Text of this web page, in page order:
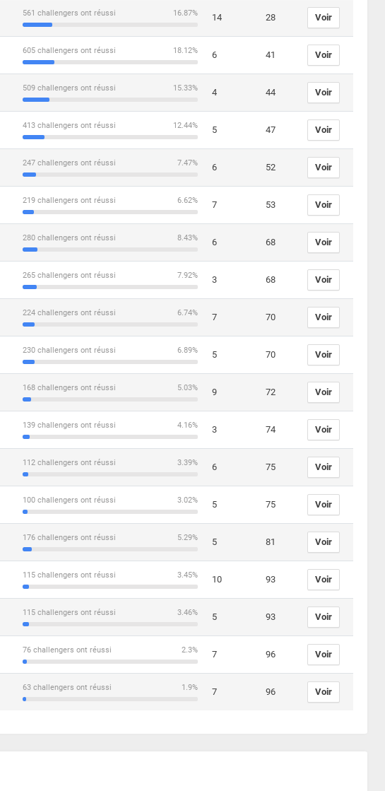
16.87%
561 challengers ont réussi 14 28 Voir
18.12%
605 challengers ont réussi 6 41 Voir
15.33%
509 challengers ont réussi 4 44 Voir
12.44%
413 challengers ont réussi 5 47 Voir
7.47%
247 challengers ont réussi 6 52 Voir
6.62%
219 challengers ont réussi 7 53 Voir
8.43%
280 challengers ont réussi 6 68 Voir
7.92%
265 challengers ont réussi 3 68 Voir
6.74%
224 challengers ont réussi 7 70 Voir
6.89%
230 challengers ont réussi 5 70 Voir
5.03%
168 challengers ont réussi 9 72 Voir
4.16%
139 challengers ont réussi 3 74 Voir
3.39%
112 challengers ont réussi 6 75 Voir
3.02%
100 challengers ont réussi 5 75 Voir
5.29%
176 challengers ont réussi 5 81 Voir
3.45%
115 challengers ont réussi 10 93 Voir
3.46%
115 challengers ont réussi 5 93 Voir
2.3%
76 challengers ont réussi 7 96 Voir
1.9%
63 challengers ont réussi 7 96 Voir